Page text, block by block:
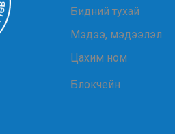
Бидний тухай
Мэдээ, мэдээлэл
Цахим ном
Блокчейн